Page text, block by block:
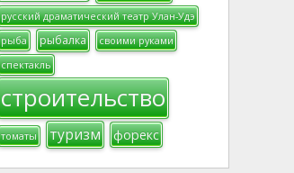
русский драматический театр Улан-Удэ
рыба
рыбалка
своими руками
спектакль
строительство
томаты туризм форекс